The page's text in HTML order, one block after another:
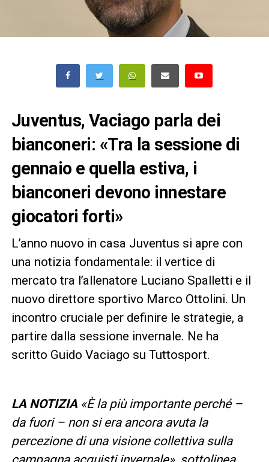
Juventus, Vaciago parla dei
bianconeri: «Tra la sessione di
gennaio e quella estiva, i
bianconeri devono innestare
giocatori forti»
L’anno nuovo in casa Juventus si apre con
una notizia fondamentale: il vertice di
mercato tra l’allenatore Luciano Spalletti e il
nuovo direttore sportivo Marco Ottolini. Un
incontro cruciale per definire le strategie, a
partire dalla sessione invernale. Ne ha
scritto Guido Vaciago su Tuttosport.
LA NOTIZIA«È la più importante perché –
da fuori – non si era ancora avuta la
percezione di una visione collettiva sulla